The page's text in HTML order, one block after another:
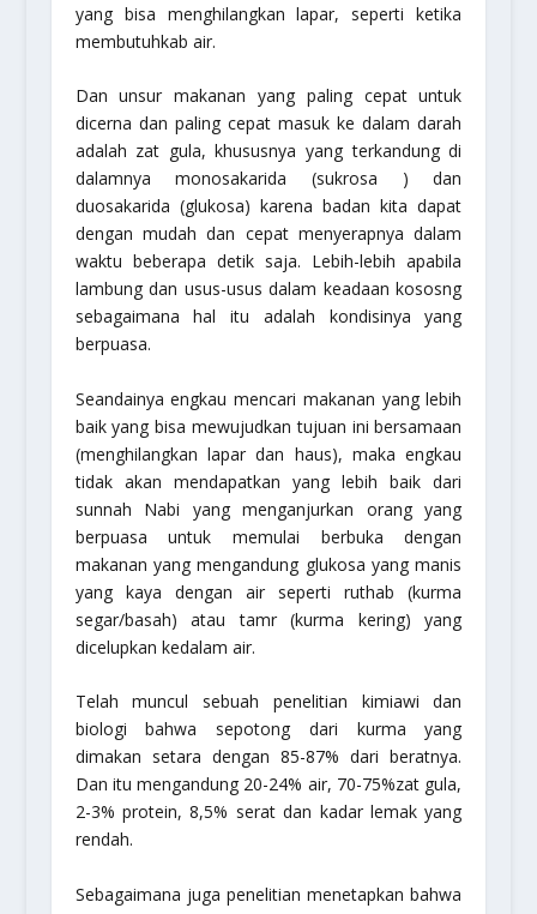
yang bisa menghilangkan lapar, seperti ketika
membutuhkab air.
Dan unsur makanan yang paling cepat untuk
dicerna dan paling cepat masuk ke dalam darah
adalah zat gula, khususnya yang terkandung di
dalamnya monosakarida (sukrosa )dan
duosakarida (glukosa) karena badan kita dapat
dengan mudah dan cepat menyerapnya dalam
waktu beberapa detik saja. Lebih-lebih apabila
lambung dan usus-usus dalam keadaan kososng
sebagaimana hal itu adalah kondisinya yang
berpuasa.
Seandainya engkau mencari makanan yang lebih
baik yang bisa mewujudkan tujuan ini bersamaan
(menghilangkan lapar dan haus), maka engkau
tidak akan mendapatkan yang lebih baik dari
sunnah Nabi yang menganjurkan orang yang
berpuasa untuk memulai berbuka dengan
makanan yang mengandung glukosa yang manis
yang kaya dengan air sepertiruthab (kurma
segar/basah) atautamr(kurma kering) yang
dicelupkan kedalam air.
Telah muncul sebuah penelitian kimiawi dan
biologi bahwa sepotong dari kurma yang
dimakan setara dengan 85-87% dari beratnya.
Dan itu mengandung 20-24% air, 70-75%zat gula,
2-3% protein, 8,5% serat dan kadar lemak yang
rendah.
Sebagaimana juga penelitian menetapkan bahwa